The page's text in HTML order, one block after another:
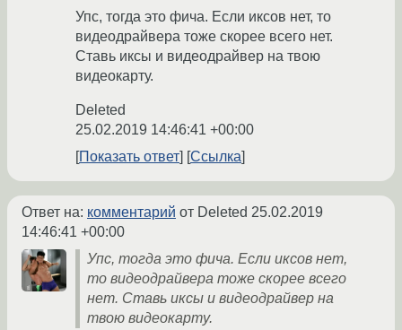
Упс, тогда это фича. Если иксов нет, то
видеодрайвера тоже скорее всего нет.
Ставь иксы и видеодрайвер на твою
видеокарту.
Deleted
25.02.2019 14:46:41 +00:00
Показать ответ
Ссылка
Ответ на: комментарий от Deleted 25.02.2019
14:46:41 +00:00
Упс, тогда это фича. Если иксов нет,
то видеодрайвера тоже скорее всего
нет. Ставь иксы и видеодрайвер на
твою видеокарту.